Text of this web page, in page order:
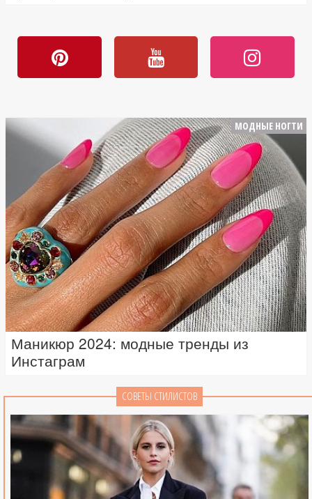
МОДНЫЕ НОГТИ
Маникюр 2024: модные тренды из
Инстаграм
СОВЕТЫ СТИЛИСТОВ